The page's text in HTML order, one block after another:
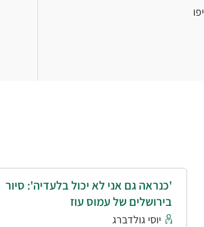
'כנראה גם אני לא יכול בלעדיה': סיור
בירושלים של עמוס עוז
יוסי גולדברג